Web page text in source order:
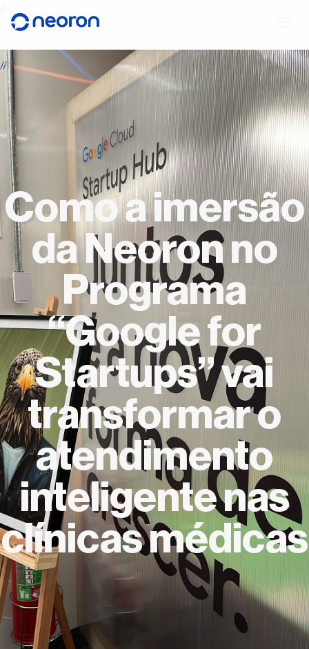
Como a imersão
da Neoron no
Programa
“Google for
Startups” vai
transformar o
atendimento
inteligente nas
clínicas médicas
//